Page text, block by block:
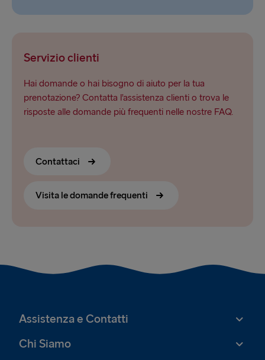
Servizio clienti
Hai domande o hai bisogno di aiuto per la tua
prenotazione? Contatta l’assistenza clienti o trova le
risposte alle domande più frequenti nelle nostre FAQ.
Contattaci
Visita le domande frequenti
Assistenza e Contatti
Chi Siamo